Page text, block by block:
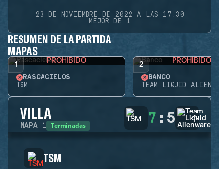
23 DE NOVIEMBRE DE 2022 A LAS 17:30
MEJOR DE 1
RESUMEN DE LA PARTIDA
MAPAS
1 PROHIBIDO
RASCACIELOS
TSM
2 PROHIBIDO
BANCO
TEAM LIQUID
VILLA
MAPA 1 Terminadas 7 : 5
TSM